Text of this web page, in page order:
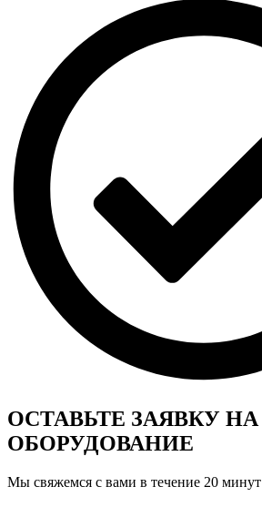
ОСТАВЬТЕ ЗАЯВКУ НА
ОБОРУДОВАНИЕ
Мы свяжемся с вами в течение 20 минут